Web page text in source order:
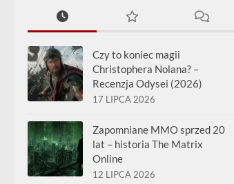
Czy to koniec magii
Christophera Nolana? –
Recenzja Odysei (2026)
17 LIPCA 2026
Zapomniane MMO sprzed 20
lat – historia The Matrix
Online
12 LIPCA 2026